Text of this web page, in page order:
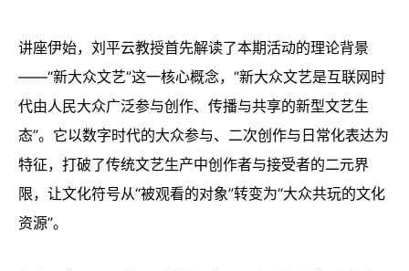
讲座伊始，刘平云教授首先解读了本期活动的理论背景
——“新大众文艺”这一核心概念，“新大众文艺是互联网时
代由人民大众广泛参与创作、传播与共享的新型文艺生
态”。它以数字时代的大众参与、二次创作与日常化表达为
特征，打破了传统文艺生产中创作者与接受者的二元界
限，让文化符号从“被观看的对象”转变为“大众共玩的文化
资源”。